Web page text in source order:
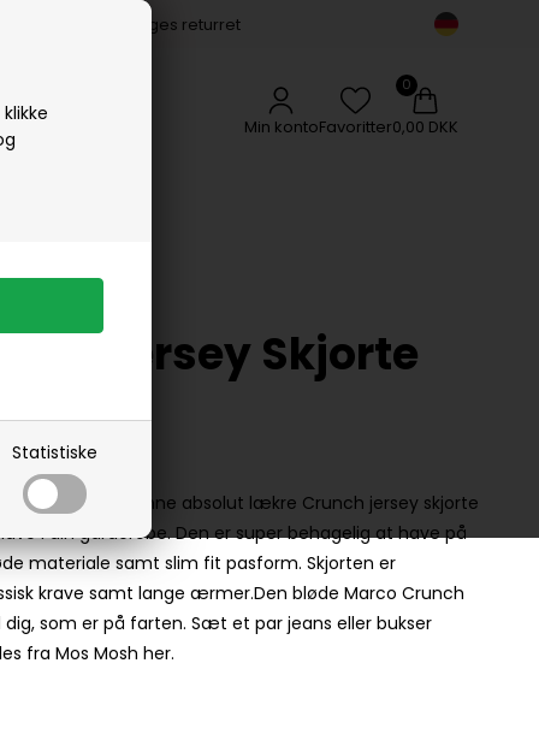
Statistiske
14 dages returret
Min kontoFavoritter0,00 DKK
Woods Copenhagen
Jersey Skjorte
- Mos MoshDenne absolut lækre Crunch jersey skjorte
i din garderobe. Den er super behagelig at have på
materiale samt slim fit pasform. Skjorten er
krave samt lange ærmer.Den bløde Marco Crunch
dig, som er på farten. Sæt et par jeans eller bukser
fra Mos Mosh her.